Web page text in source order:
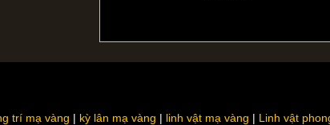
trí mạ vàng kỳ lân mạ vàng linh vật mạ vàng Linh vật